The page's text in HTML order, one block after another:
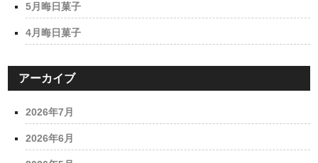
5月晦日菓子
4月晦日菓子
アーカイブ
2026年7月
2026年6月